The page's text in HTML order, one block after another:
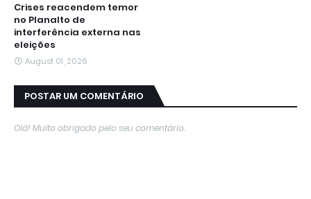
Crises reacendem temor
no Planalto de
interferência externa nas
eleições
August 01, 2026
POSTAR UM COMENTÁRIO
Olá! Muito obrigado pelo seu comentário.